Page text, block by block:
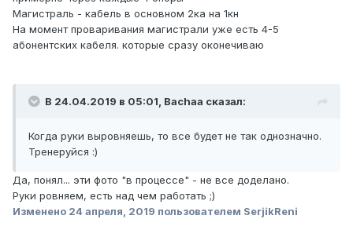
Магистраль - кабель в основном 2ка на 1кн
На момент проваривания магистрали уже есть 4-5
абонентских кабеля. которые сразу оконечиваю
В 24.04.2019 в 05:01, Bachaa сказал:
Когда руки выровняешь, то все будет не так однозначно.
Тренеруйся :)
Да, понял... эти фото "в процессе" - не все доделано.
Руки ровняем, есть над чем работать ;)
Изменено 24 апреля, 2019 пользователем SerjikReni